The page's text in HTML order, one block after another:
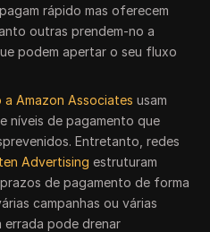
rápido mas oferecem
outras prendem-no a
podem apertar o seu fluxo
a Amazon Associates usam
níveis de pagamento que
Entretanto, redes
Advertising estruturam
de pagamento de forma
campanhas ou várias
pode drenar